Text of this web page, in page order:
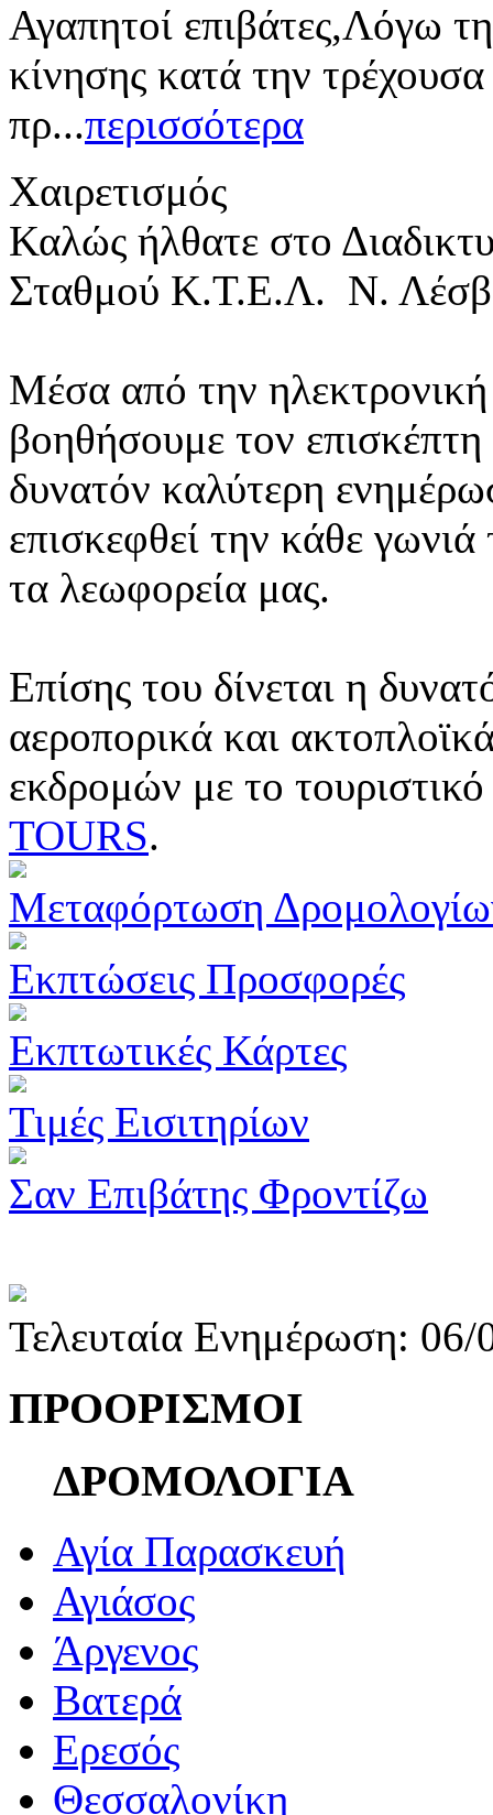
Αγαπητοί επιβάτες,Λόγω
κίνησης κατά την
πρ...περισσότερα
Χαιρετισμός
Καλώς ήλθατε στο
Σταθμού Κ.Τ.Ε.Λ. Ν.
Μέσα από την ηλεκτρονική
βοηθήσουμε τον
δυνατόν καλύτερη
επισκεφθεί την κάθε
τα λεωφορεία μας.
Επίσης του δίνεται η
αεροπορικά και
εκδρομών με το
TOURS.
Μεταφόρτωση
Εκπτώσεις Προσφορές
Εκπτωτικές Κάρτες
Τιμές Εισιτηρίων
Σαν Επιβάτης Φροντίζω
Τελευταία Ενημέρωση:
ΠΡΟΟΡΙΣΜΟΙ
ΔΡΟΜΟΛΟΓΙΑ
Αγία Παρασκευή
Αγιάσος
Άργενος
Βατερά
Ερεσός
Θεσσαλονίκη